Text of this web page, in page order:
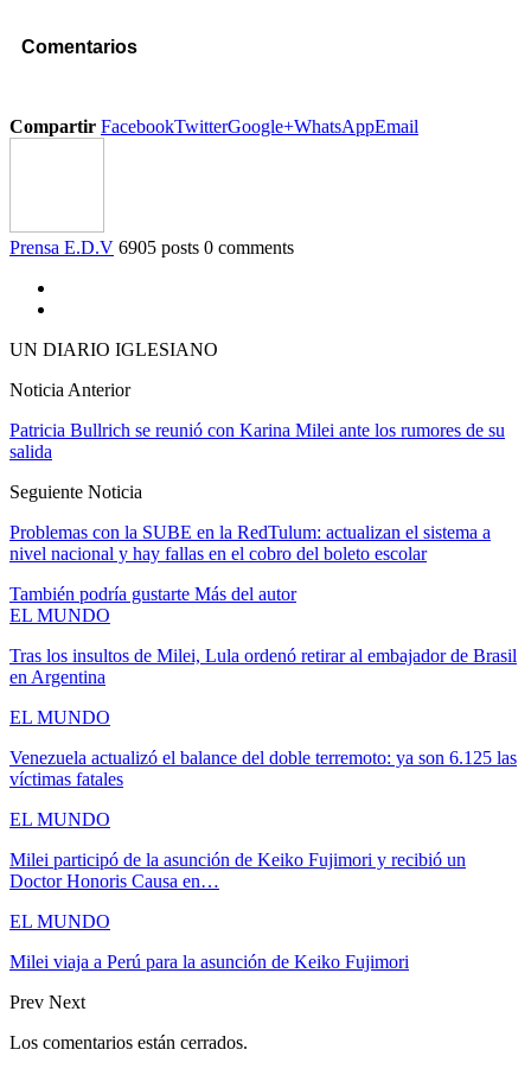
Comentarios
Compartir FacebookTwitterGoogle+WhatsAppEmail
Prensa E.D.V 6905 posts 0 comments
UN DIARIO IGLESIANO
Noticia Anterior
Patricia Bullrich se reunió con Karina Milei ante los rumores de su
salida
Seguiente Noticia
Problemas con la SUBE en la RedTulum: actualizan el sistema a
nivel nacional y hay fallas en el cobro del boleto escolar
También podría gustarte Más del autor
EL MUNDO
Tras los insultos de Milei, Lula ordenó retirar al embajador de Brasil
en Argentina
EL MUNDO
Venezuela actualizó el balance del doble terremoto: ya son 6.125 las
víctimas fatales
EL MUNDO
Milei participó de la asunción de Keiko Fujimori y recibió un
Doctor Honoris Causa en…
EL MUNDO
Milei viaja a Perú para la asunción de Keiko Fujimori
Prev Next
Los comentarios están cerrados.